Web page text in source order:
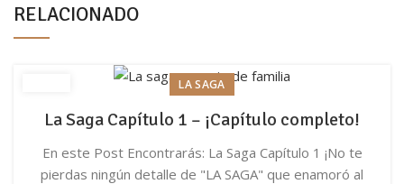
RELACIONADO
LA SAGA
La Saga Capítulo 1 – ¡Capítulo completo!
En este Post Encontrarás: La Saga Capítulo 1 ¡No te
pierdas ningún detalle de "LA SAGA" que enamoró al